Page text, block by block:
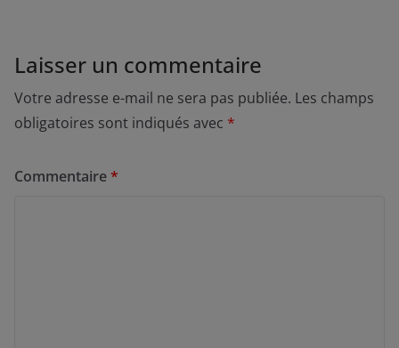
Laisser un commentaire
Votre adresse e-mail ne sera pas publiée. Les champs
obligatoires sont indiqués avec *
Commentaire*